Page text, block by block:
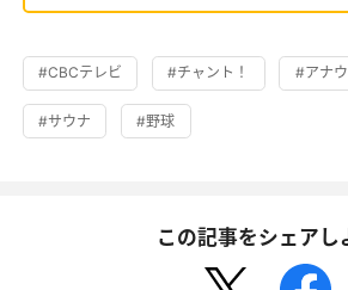
#CBCテレビ #チャント！ #アナ
#サウナ #野球
この記事をシェアし